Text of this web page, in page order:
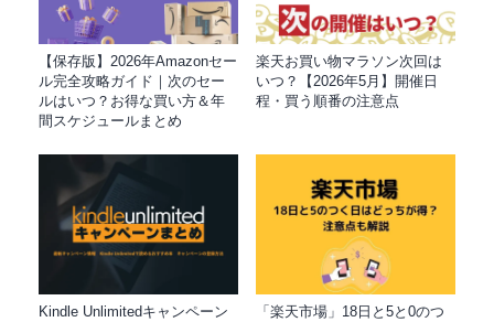
【保存版】2026年Amazonセー
ル完全攻略ガイド｜次のセー
ルはいつ？お得な買い方＆年
間スケジュールまとめ
楽天お買い物マラソン次回は
いつ？【2026年5月】開催日
程・買う順番の注意点
Kindle Unlimitedキャンペーン
「楽天市場」18日と5と0のつ